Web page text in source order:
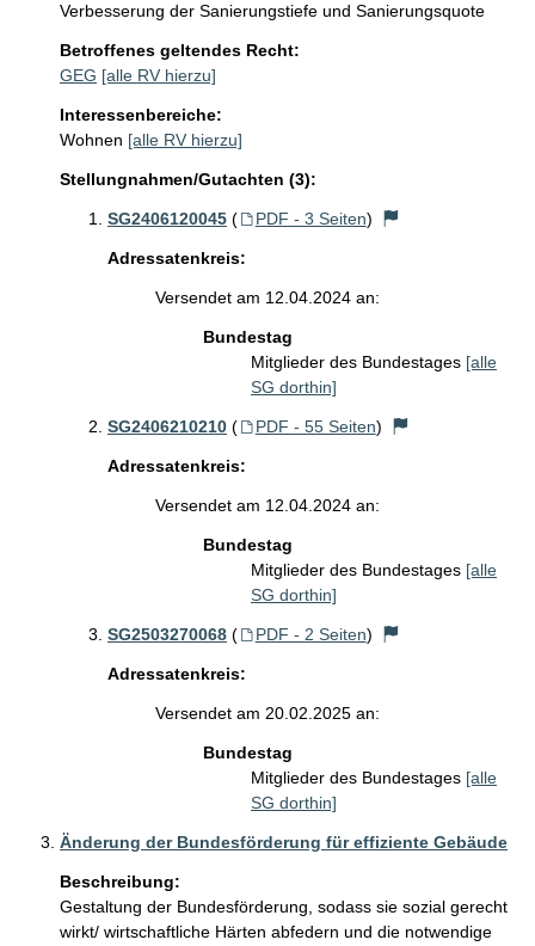
Verbesserung der Sanierungstiefe und Sanierungsquote
Betroffenes geltendes Recht:
GEG [alle RV hierzu]
Interessenbereiche:
Wohnen [alle RV hierzu]
Stellungnahmen/Gutachten (3):
SG2406120045 ( PDF - 3 Seiten)
Adressatenkreis:
Versendet am 12.04.2024 an:
Bundestag
Mitglieder des Bundestages [alle
SG dorthin]
SG2406210210 ( PDF - 55 Seiten)
Adressatenkreis:
Versendet am 12.04.2024 an:
Bundestag
Mitglieder des Bundestages [alle
SG dorthin]
SG2503270068 ( PDF - 2 Seiten)
Adressatenkreis:
Versendet am 20.02.2025 an:
Bundestag
Mitglieder des Bundestages [alle
SG dorthin]
Änderung der Bundesförderung für effiziente Gebäude
Beschreibung:
Gestaltung der Bundesförderung, sodass sie sozial gerecht
wirkt/ wirtschaftliche Härten abfedern und die notwendige